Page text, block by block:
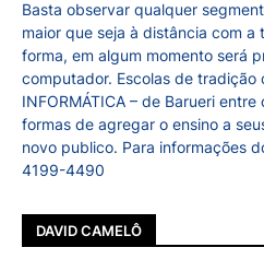
Basta observar qualquer
maior que seja à distância com a
forma, em algum momento será
computador. Escolas de tradição
INFORMÁTICA – de Barueri
formas de agregar o ensino a
novo publico. Para informações
4199-4490
DAVID CAMELÔ